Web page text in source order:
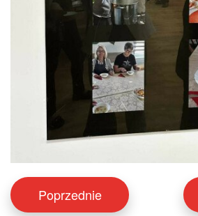
Poprzednie